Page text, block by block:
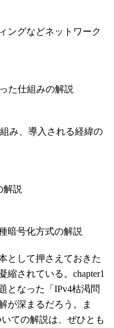
ングなどネットワーク
た仕組みの解説
み、導入される経緯の
解説
暗号化方式の解説
として押さえておきた
縮されている。chapter1
となった「IPv4枯渇問
が深まるだろう。ま
ての解説は、ぜひとも